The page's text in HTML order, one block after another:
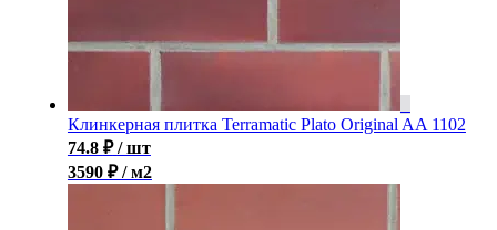
Клинкерная плитка Terramatic Plato Original AA 1102
74.8 ₽ / шт
3590 ₽ / м2